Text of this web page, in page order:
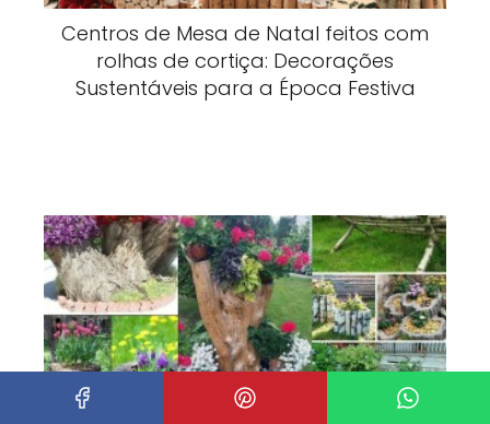
Centros de Mesa de Natal feitos com
rolhas de cortiça: Decorações
Sustentáveis para a Época Festiva
Usar Troncos de Árvores no Cultivo de